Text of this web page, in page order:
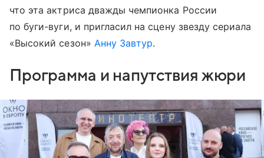
что эта актриса дважды чемпионка России
по буги-вуги, и пригласил на сцену звезду сериала
«Высокий сезон» Анну Завтур.
Программа и напутствия жюри